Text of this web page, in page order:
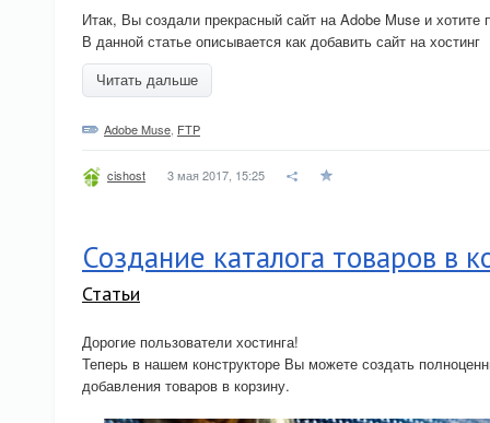
Итак, Вы создали прекрасный сайт на Adobe Muse и хотите
В данной статье описывается как добавить сайт на хостинг
Читать дальше
Adobe Muse FTP
cishost 3 мая 2017, 15:25
Создание каталога товаров в
Статьи
Дорогие пользователи хостинга!
Теперь в нашем конструкторе Вы можете создать
добавления товаров в корзину.